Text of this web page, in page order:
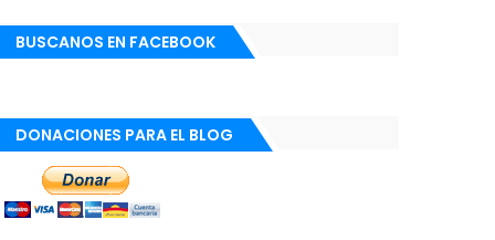
BUSCANOS EN FACEBOOK
DONACIONES PARA EL BLOG